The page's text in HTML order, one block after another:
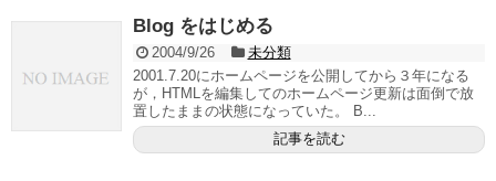
Blog をはじめる
2004/9/26
未分類
2001.7.20にホームページを公開してから３年になる
が，HTMLを編集してのホームページ更新は面倒で放
置したままの状態になっていた。 B...
記事を読む